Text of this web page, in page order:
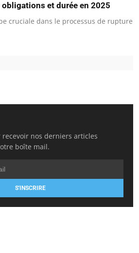
et durée en 2025
cruciale dans le processus de rupture
recevoir nos derniers articles
boîte mail.
S'INSCRIRE